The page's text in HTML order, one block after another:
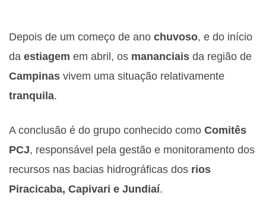
Depois de um começo de ano chuvoso, e do início
da estiagem em abril, os mananciais da região de
Campinas vivem uma situação relativamente
tranquila.
A conclusão é do grupo conhecido como Comitês
PCJ, responsável pela gestão e monitoramento dos
recursos nas bacias hidrográficas dos rios
Piracicaba, Capivari e Jundiaí.